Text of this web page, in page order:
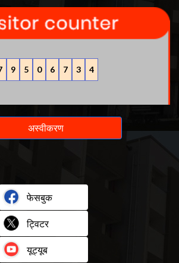
9 5 0 6 7 3 4
अस्वीकरण
फेसबुक
ट्विटर
यूट्यूब